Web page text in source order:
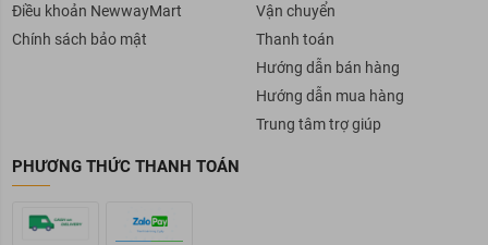
Điều khoản NewwayMart
Chính sách bảo mật
Vận chuyển
Thanh toán
Hướng dẫn bán hàng
Hướng dẫn mua hàng
Trung tâm trợ giúp
PHƯƠNG THỨC THANH TOÁN